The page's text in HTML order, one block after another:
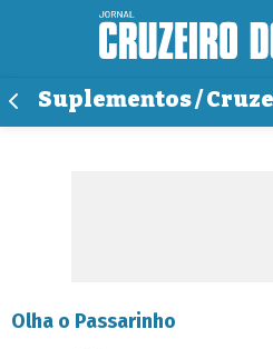
Suplementos /
Olha o Passarinho